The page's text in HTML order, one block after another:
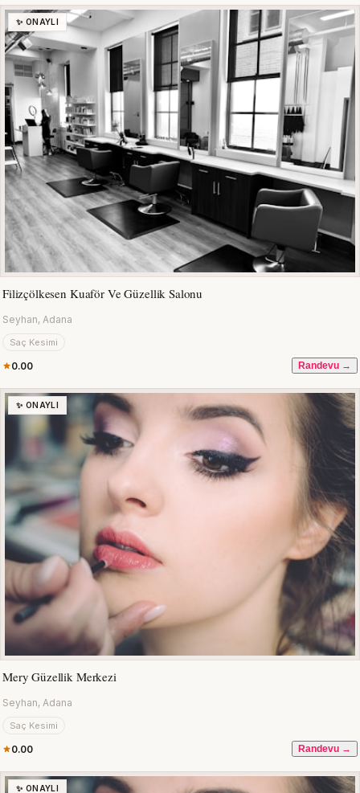
✨ ONAYLI
Filizçölkesen Kuaför Ve Güzellik Salonu
Seyhan, Adana
Saç Kesimi
0.00 Randevu →
✨ ONAYLI
Mery Güzellik Merkezi
Seyhan, Adana
Saç Kesimi
0.00 Randevu →
✨ ONAYLI